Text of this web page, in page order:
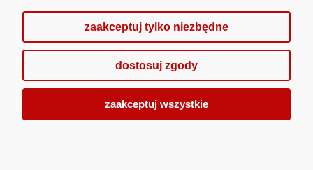
Sklep internetowy Shoper.pl
zaakceptuj tylko niezbędne
dostosuj zgody
zaakceptuj wszystkie